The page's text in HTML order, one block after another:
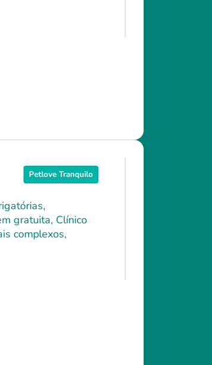
Petlove Tranquilo
gratuita, Clínico
complexos,